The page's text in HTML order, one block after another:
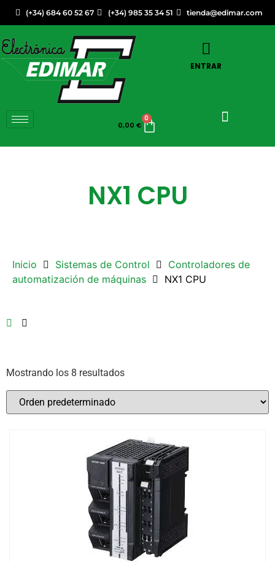
(+34) 684 60 52 67 (+34) 985 35 34 51 tienda@edimar.com
ENTRAR
0,00 €
0
NX1 CPU
Inicio Sistemas de Control
Controladores de
automatización de máquinas
NX1 CPU
Etiquetas del producto
Mostrando los 8 resultados